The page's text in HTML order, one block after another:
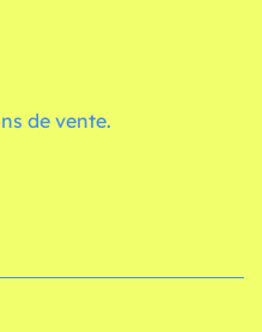
de vente.